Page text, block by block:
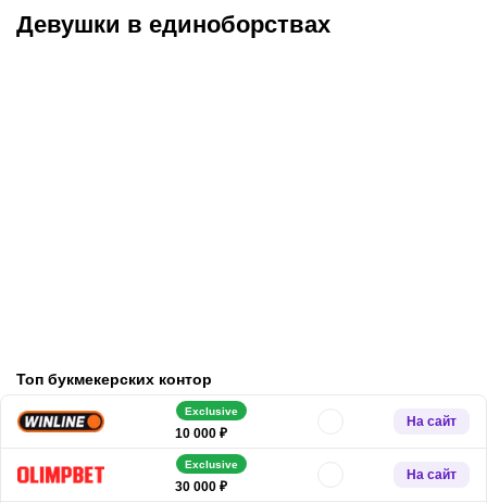
Девушки в единоборствах
Топ букмекерских контор
Exclusive
10 000 ₽
На сайт
Exclusive
30 000 ₽
На сайт